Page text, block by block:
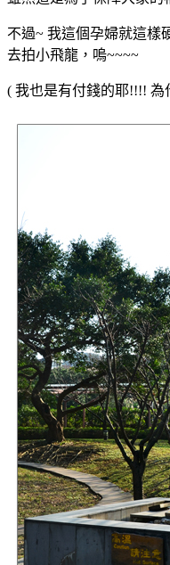
不過~ 我這個孕婦就這樣
去拍小飛龍，嗚~~~~
( 我也是有付錢的耶!!!! 為